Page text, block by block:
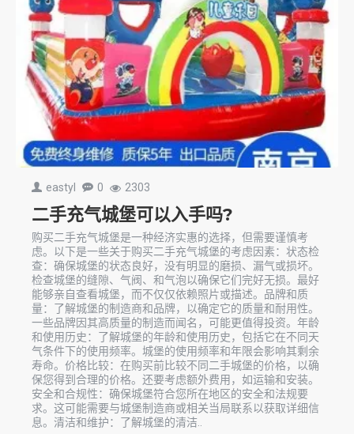
eastyl 0 2303
二手充气城堡可以入手吗?
购买二手充气城堡是一种经济实惠的选择，但需要谨慎考
虑。以下是一些关于购买二手充气城堡的考虑因素：状态检
查：确保城堡的状态良好，没有明显的磨损、漏气或损坏。
检查城堡的缝隙、气阀、和气泡以确保它们完好无损。最好
能够亲自查看城堡，而不仅仅依赖照片或描述。品牌和质
量：了解城堡的制造商和品牌，以确定它的质量和耐用性。
一些品牌因其高质量的制造而闻名，可能更值得投资。年龄
和使用历史：了解城堡的年龄和使用历史，包括它在不同天
气条件下的使用频率。城堡的使用频率和年限会影响其剩余
寿命。价格比较：在购买前比较不同二手城堡的价格，以确
保您得到合理的价格。还要考虑额外费用，如运输和安装。
安全和合规性：确保城堡符合您所在地区的安全和法规要
求。这可能需要与城堡制造商或相关当局联系以获取详细信
息。清洁和维护：了解城堡的清洁..